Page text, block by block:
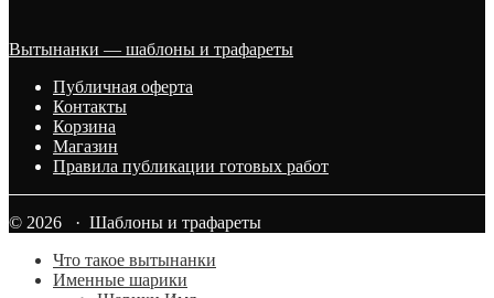
Вытынанки — шаблоны и трафареты
Публичная оферта
Контакты
Корзина
Магазин
Правила публикации готовых работ
© 2026 · Шаблоны и трафареты
Что такое вытынанки
Именные шарики